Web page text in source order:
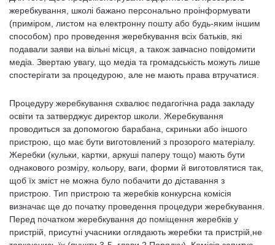
жеребкування, школі бажано персонально проінформувати
(приміром, листом на електронну пошту або будь-яким іншим
способом) про проведення жеребкування всіх батьків, які
подавали заяви на вільні місця, а також завчасно повідомити
медіа. Звертаю увагу, що медіа та громадськість можуть лише
спостерігати за процедурою, але не мають права втручатися.
Процедуру жеребкування схвалює педагогічна рада закладу
освіти та затверджує директор школи. Жеребкування
проводиться за допомогою барабана, скриньки або іншого
пристрою, що має бути виготовлений з прозорого матеріалу.
Жеребки (кульки, картки, аркуші паперу тощо) мають бути
однакового розміру, кольору, ваги, форми й виготовлятися так,
щоб їх зміст не можна було побачити до діставання з
пристрою. Тип пристрою та жеребків конкурсна комісія
визначає ще до початку проведення процедури жеребкування.
Перед початком жеребкування до поміщення жеребків у
пристрій, присутні учасники оглядають жеребки та пристрій,не